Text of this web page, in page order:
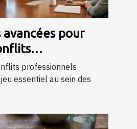
pour
grâce à la
professionnels
essentiel au sein des